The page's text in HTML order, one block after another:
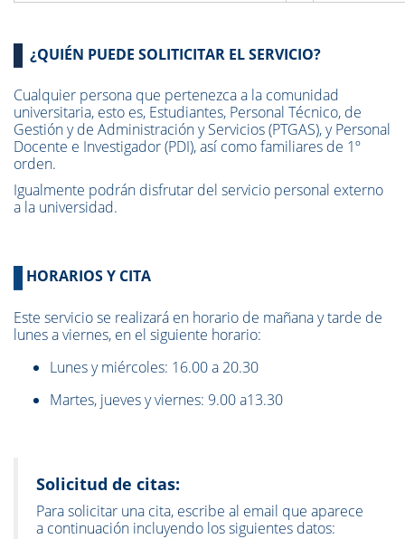
¿QUIÉN PUEDE SOLITICITAR EL SERVICIO?
Cualquier persona que pertenezca a la comunidad
universitaria, esto es, Estudiantes, Personal Técnico, de
Gestión y de Administración y Servicios (PTGAS), y Personal
Docente e Investigador (PDI), así como familiares de 1º
orden.
Igualmente podrán disfrutar del servicio personal externo
a la universidad.
HORARIOS Y CITA
Este servicio se realizará en horario de mañana y tarde de
lunes a viernes, en el siguiente horario:
Lunes y miércoles: 16.00 a 20.30
Martes, jueves y viernes: 9.00 a13.30
Solicitud de citas:
Para solicitar una cita, escribe al email que aparece
a continuación incluyendo los siguientes datos: